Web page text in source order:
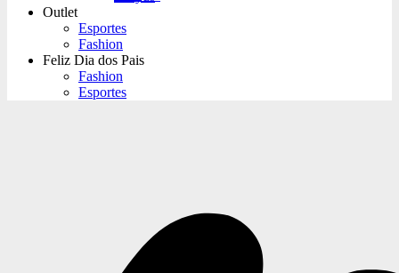
Outlet
Esportes
Fashion
Feliz Dia dos Pais
Fashion
Esportes